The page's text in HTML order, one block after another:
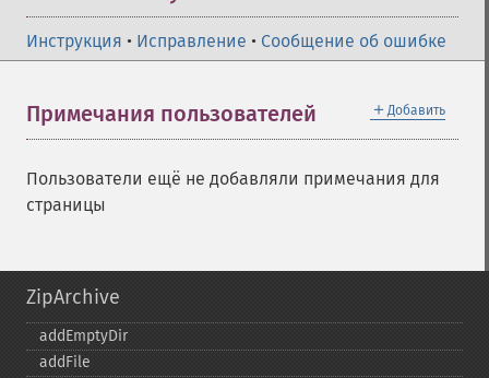
Инструкция • Исправление • Сообщение об ошибке
＋ Добавить
Примечания пользователей
Пользователи ещё не добавляли примечания для
страницы
ZipArchive
addEmptyDir
addFile